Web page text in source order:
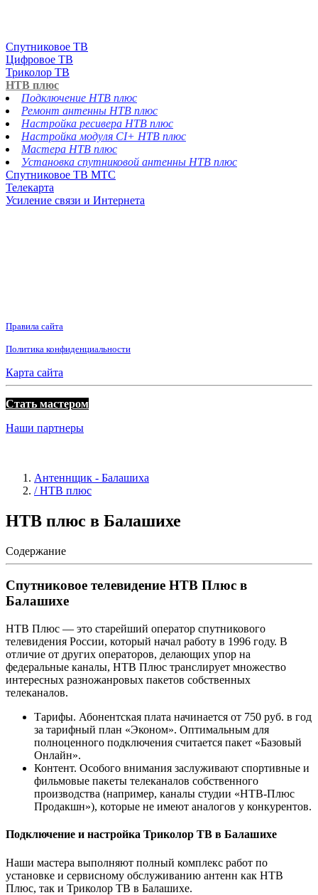
Спутниковое ТВ
Цифровое ТВ
Триколор ТВ
НТВ плюс
Подключение НТВ плюс
Ремонт антенны НТВ плюс
Настройка ресивера НТВ плюс
Настройка модуля CI+ НТВ плюс
Мастера НТВ плюс
Установка спутниковой антенны НТВ плюс
Спутниковое ТВ МТС
Телекарта
Усиление связи и Интернета
Правила сайта
Политика конфиденциальности
Карта сайта
Стать мастером
Наши партнеры
Антеннщик - Балашиха
/ НТВ плюс
НТВ плюс в Балашихе
Содержание
Спутниковое телевидение НТВ Плюс в
Балашихе
НТВ Плюс — это старейший оператор спутникового
телевидения России, который начал работу в 1996 году. В
отличие от других операторов, делающих упор на
федеральные каналы, НТВ Плюс транслирует множество
интересных разножанровых пакетов собственных
телеканалов.
Тарифы. Абонентская плата начинается от 750 руб. в год
за тарифный план «Эконом». Оптимальным для
полноценного подключения считается пакет «Базовый
Онлайн».
Контент. Особого внимания заслуживают спортивные и
фильмовые пакеты телеканалов собственного
производства (например, каналы студии «НТВ-Плюс
Продакшн»), которые не имеют аналогов у конкурентов.
Подключение и настройка Триколор ТВ в Балашихе
Наши мастера выполняют полный комплекс работ по
установке и сервисному обслуживанию антенн как НТВ
Плюс, так и Триколор ТВ в Балашихе.